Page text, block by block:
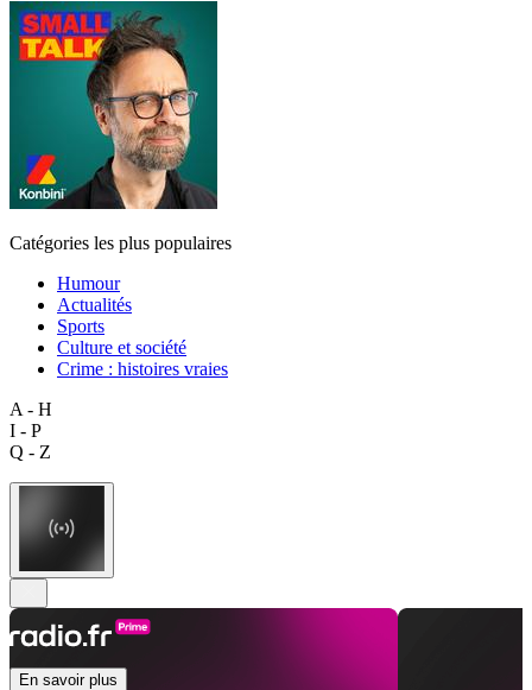
Catégories les plus populaires
Humour
Actualités
Sports
Culture et société
Crime : histoires vraies
A - H
I - P
Q - Z
En savoir plus